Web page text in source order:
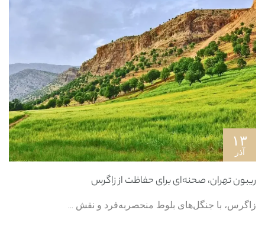
۱۳
آذر
ریبون تهران، صحنه‌ای برای حفاظت از زاگرس
زاگرس، با جنگل‌های بلوط منحصربه‌فرد و نقش ...